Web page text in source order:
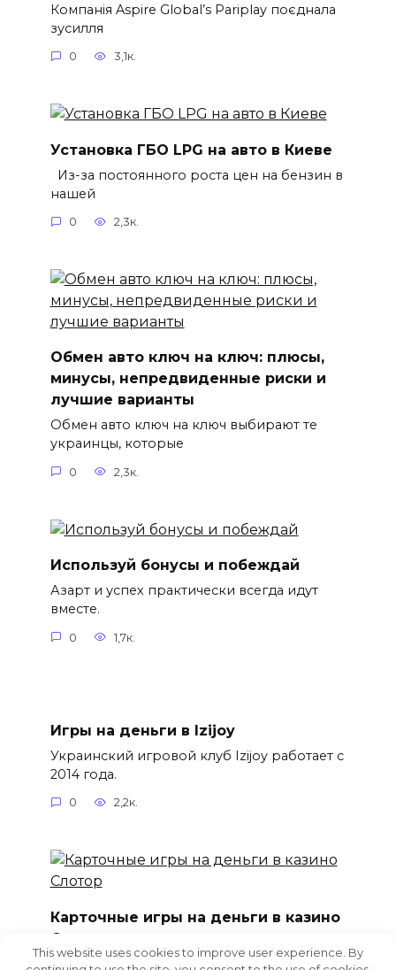
Компанія Aspire Global’s Pariplay поєднала
зусилля
0 3,1к.
Установка ГБО LPG на авто в Киеве
Из-за постоянного роста цен на бензин в
нашей
0 2,3к.
Обмен авто ключ на ключ: плюсы,
минусы, непредвиденные риски и
лучшие варианты
Обмен авто ключ на ключ выбирают те
украинцы, которые
0 2,3к.
Используй бонусы и побеждай
Азарт и успех практически всегда идут
вместе.
0 1,7к.
Игры на деньги в Izijoy
Украинский игровой клуб Izijoy работает с
2014 года.
0 2,2к.
Карточные игры на деньги в казино
Слотор
Игровой клуб Slotor входит в число
This website uses cookies to improve user experience. By